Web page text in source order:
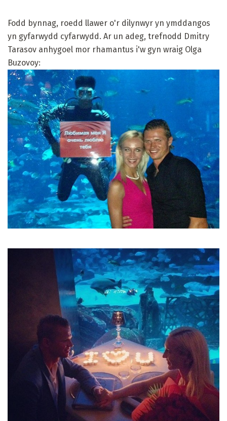
Fodd bynnag, roedd llawer o'r dilynwyr yn ymddangos
yn gyfarwydd cyfarwydd. Ar un adeg, trefnodd Dmitry
Tarasov anhygoel mor rhamantus i'w gyn wraig Olga
Buzovoy: